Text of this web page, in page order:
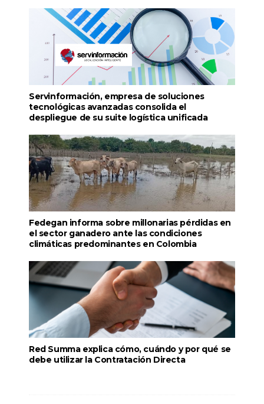
Servinformación, empresa de soluciones
tecnológicas avanzadas consolida el
despliegue de su suite logística unificada
Fedegan informa sobre millonarias pérdidas en
el sector ganadero ante las condiciones
climáticas predominantes en Colombia
Red Summa explica cómo, cuándo y por qué se
debe utilizar la Contratación Directa